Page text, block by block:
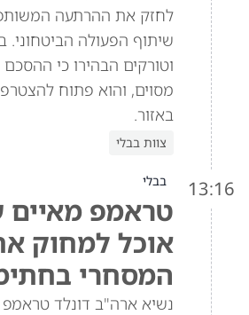
לחזק את ההרתעה
שיתוף הפעולה הביטחוני.
וטורקים הבהירו כי ההסכם
מסוים, והוא פתוח
באזור.
צוות בבלי
13:16 בבלי
טראמפ מאיים
אוכל למחוק
המסחרי
נשיא ארה"ב דונלד טראמפ